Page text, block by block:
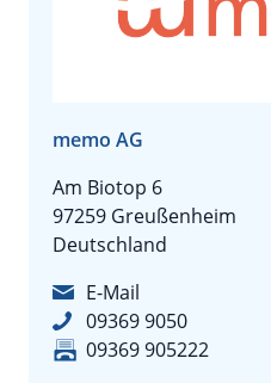
memo AG
Am Biotop 6
97259 Greußenheim
Deutschland
E-Mail
09369 9050
09369 905222